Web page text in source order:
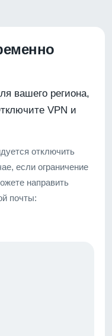
вашего региона,
VPN и
отключить
если ограничение
направить
почты: